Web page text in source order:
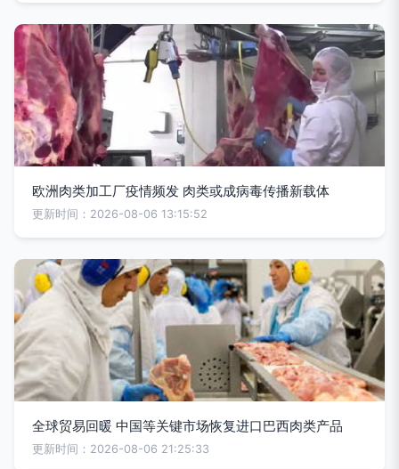
欧洲肉类加工厂疫情频发 肉类或成病毒传播新载体
更新时间：2026-08-06 13:15:52
全球贸易回暖 中国等关键市场恢复进口巴西肉类产品
更新时间：2026-08-06 21:25:33